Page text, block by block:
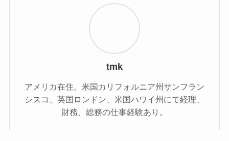
tmk
アメリカ在住。米国カリフォルニア州サンフラン
シスコ、英国ロンドン、米国ハワイ州にて経理、
財務、総務の仕事経験あり。